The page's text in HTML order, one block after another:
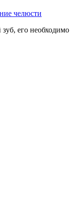
челюсти
его необходимо